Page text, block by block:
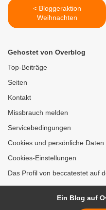
< Bloggeraktion
Weihnachten
Gehostet von Overblog
Top-Beiträge
Seiten
Kontakt
Missbrauch melden
Servicebedingungen
Cookies und persönliche Daten
Cookies-Einstellungen
Das Profil von beccatestet auf
Ein Blog auf